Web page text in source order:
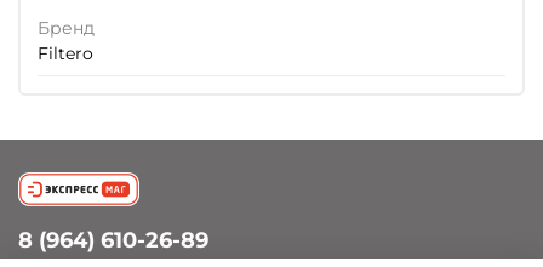
Бренд
Filtero
8 (964) 610-26-89